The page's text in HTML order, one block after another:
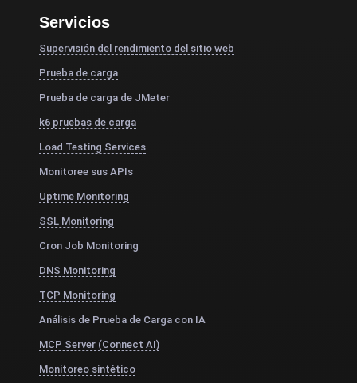
Servicios
Supervisión del rendimiento del sitio web
Prueba de carga
Prueba de carga de JMeter
k6 pruebas de carga
Load Testing Services
Monitoree sus APIs
Uptime Monitoring
SSL Monitoring
Cron Job Monitoring
DNS Monitoring
TCP Monitoring
Análisis de Prueba de Carga con IA
MCP Server (Connect AI)
Monitoreo sintético